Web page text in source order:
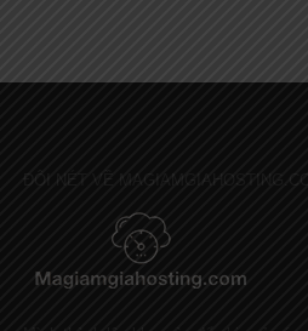
ĐÔI NÉT VỀ